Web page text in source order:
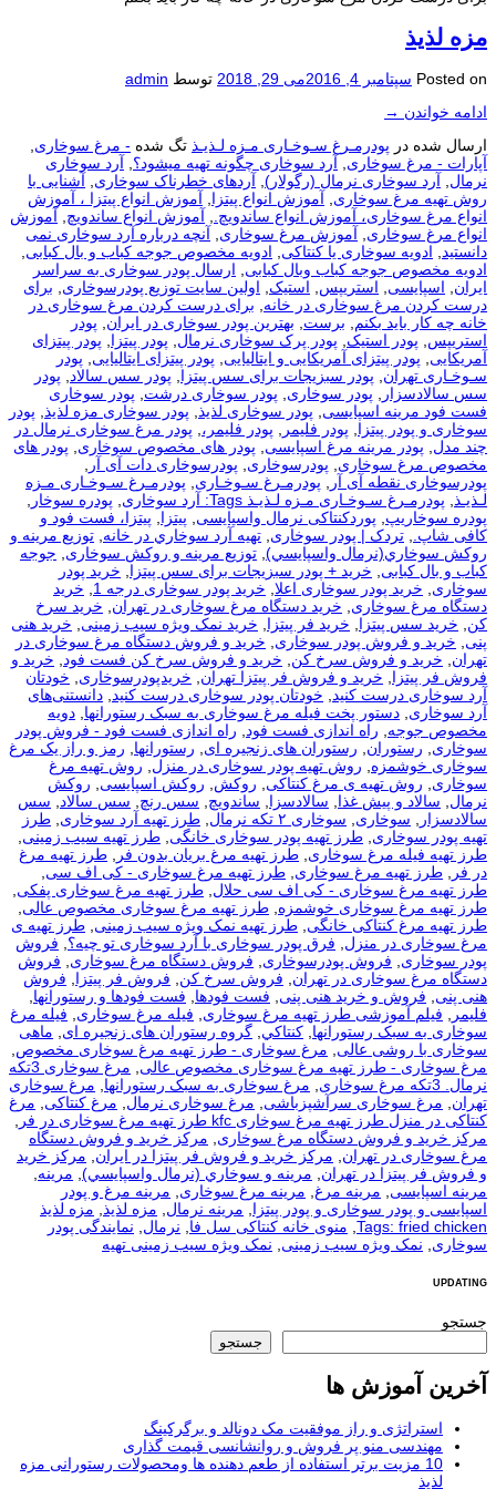
مزه لذیذ
Posted on سپتامبر 4, 2016 می 29, 2018 توسط admin
ادامه خواندن →
ارسال شده در پودرمـرغ سـوخـاری مـزه لـذیـذ تگ شده - مرغ سوخاری,
آپارات - مرغ سوخاری, آرد سوخاری چگونه تهیه میشود؟, آرد سوخاری
نرمال, آرد سوخاری نرمال (رگولار), آردهای خطرناک سوخاری, آشنایی با
روش تهیه مرغ سوخاری, آموزش انواع پیتزا, آموزش انواع پیتزا ، آموزش
انواع مرغ سوخاری، آموزش انواع ساندویچ., آموزش انواع ساندویچ, آموزش
انواع مرغ سوخاری, آموزش مرغ سوخاری, آنچه درباره آرد سوخاری نمی
دانستید, ادویه سوخاری یا کنتاکی, ادویه مخصوص جوجه کباب و بال کبابی,
ادویه مخصوص جوجه کباب وبال کبابی, ارسال پودر سوخاری به سراسر
ایران, اسپایسی, استریپس, استیک, اولین سایت توزیع پودرسوخاری, برای
درست كردن مرغ سوخاری در خانه, برای درست كردن مرغ سوخاری در
خانه چه كار باید بكنم, برست, بهترین پودر سوخاری در ایران, پودر
استریپس, پودر استیک, پودر پرک سوخاری نرمال, پودر پیتزا, پودر پیتزای
آمریکایی, پودر پیتزای آمریکایی و ایتالیایی, پودر پیتزای ایتالیایی, پودر
سـوخـاری تهران, پودر سبزیجات برای سس پیتزا, پودر سس سالاد, پودر
سس سالادسزار , پودر سوخاری, پودر سوخاری درشت, پودر سوخاری
فست فود مرینه اسپایسی, پودر سوخاری لذیذ, پودر سوخاری مزه لذیذ, پودر
سوخاری و پودر پیتزا, پودر فلیمر , پودر فلیمر،, پودر مرغ سوخاری نرمال در
چند مدل, پودر مرینه مرغ اسپایسی, پودر های مخصوص سوخاری, پودر های
مخصوص مرغ سوخاری, پودرسوخاری, پودرسوخاری دات آی آر ,
پودرسوخاری نقطه آی آر , پودرمـرغ سـوخـاری, پودرمـرغ سـوخـاری مـزه
لـذیـذ, پودرمـرغ سـوخـاری مـزه لـذیـذ Tags: آرد سوخاری , پودره سوخار ,
پودره سوخاریپ, پوردکنتاکی نرمال واسپایسی, پیتزا, پیتزا، فست فود و
کافی شاپ., تردک | پودر سوخاری, تهيه آرد سوخاري در خانه, توزيع مرينه و
روکش سوخاري(نرمال واسپايسي), توزیع مرینه و روکش سوخاری, جوجه
کباب و بال کبابی, خرید + پودر سبزیجات برای سس پیتزا, خرید پودر
سوخاری, خرید پودر سوخاری اعلا, خرید پودر سوخاری درجه 1 , خرید
دستگاه مرغ سوخاری, خرید دستگاه مرغ سوخاری در تهران, خرید سرخ
کن, خرید سس پیتزا, خرید فر پیتزا, خرید نمک ویژه سیب زمینی, خرید هنی
پنی, خرید و فروش پودر سوخاری, خرید و فروش دستگاه مرغ سوخاری در
تهران, خرید و فروش سرخ کن, خرید و فروش سرخ کن فست فود, خرید و
فروش فر پیتزا, خرید و فروش فر پیتزا تهران, خریدپودرسوخاری, خودتان
آرد سوخاری درست کنید, خودتان پودر سوخاری درست کنید, دانستنی‌های
آرد سوخاری, دستور پخت فیله مرغ سوخاری به سبک رستورانها, دویه
مخصوص جوجه, راه اندازی فست فود, راه اندازی فست فود - فروش پودر
سوخاری, رستوران, رستوران های زنجیره ای, رستورانها, رمز و راز یک مرغ
سوخاری خوشمزه, روش تهیه پودر سوخاری در منزل, روش تهیه مرغ
سوخاری, روش تهیه ی مرغ کنتاکی, روکش, روکش اسپایسی, روکش
نرمال, سالاد و پیش غذا, سالادسزا, ساندویچ, سس رنچ, سس سالاد, سس
سالادسزار , سوخاری, سوخاری ۲ تکه نرمال , طرز تهیه آرد سوخاری, طرز
تهیه پودر سوخاری, طرز تهیه پودر سوخاری خانگی, طرز تهیه سیب زمینی,
طرز تهیه فیله مرغ سوخاری, طرز تهیه مرغ بریان بدون فر , طرز تهیه مرغ
در فر , طرز تهیه مرغ سوخاری, طرز تهیه مرغ سوخاری - کی اف سی,
طرز تهیه مرغ سوخاری - کی اف سی حلال, طرز تهیه مرغ سوخاری پفکی,
طرز تهیه مرغ سوخاری خوشمزه, طرز تهیه مرغ سوخاری مخصوص عالی,
طرز تهیه مرغ کنتاکی خانگی, طرز تهیه نمک ویژه سیب زمینی, طرز تهیه ی
مرغ سوخاری در منزل, فرق پودر سوخاری با آرد سوخاری تو چیه؟, فروش
پودر سوخاری, فروش پودرسوخاری, فروش دستگاه مرغ سوخاری, فروش
دستگاه مرغ سوخاری در تهران, فروش سرخ کن, فروش فر پیتزا, فروش
هنی پنی, فروش و خرید هنی پنی, فست فودها, فست فودها و رستورانها,
فلیمر , فیلم آموزشی طرز تهیه مرغ سوخاری, فیله مرغ سوخاری, فیله مرغ
سوخاری به سبک رستورانها, كنتاكي, گروه رستوران های زنجیره ای, ماهی
سوخاری با روشی عالی, مرغ سوخاری - طرز تهیه مرغ سوخاری مخصوص,
مرغ سوخاری - طرز تهیه مرغ سوخاری مخصوص عالی,
مرغ سوخاری 3تکه
نرمال. 3تکه مرغ سوخاری
, مرغ سوخاری به سبک رستورانها, مرغ سوخاری
تهران, مرغ سوخاری سرآشپزباشی, مرغ سوخاری نرمال, مرغ کنتاکی, مرغ
کنتاکی در منزل طرز تهیه مرغ سوخاری kfc طرز تهیه مرغ سوخاری در فر
,
مرکز خرید و فروش دستگاه مرغ سوخاری, مرکز خرید و فروش دستگاه
مرغ سوخاری در تهران, مرکز خرید و فروش فر پیتزا در ایران, مرکز خرید
و فروش فر پیتزا در تهران, مرينه و سوخاري (نرمال واسپايسي), مرینه,
مرینه اسپایسی, مرینه مرغ, مرینه مرغ سوخاری, مرینه مرغ و پودر
اسپایسی و پودر سوخاری و پودر پیتزا, مرینه نرمال, مزه لذیذ, مزه لذیذ
Tags: fried chicken
, منوی خانه کنتاکی سل فا, نرمال, نمایندگی پودر
سوخاری, نمک ویژه سیب زمینی, نمک ویژه سیب زمینی تهیه
UPDATING
جستجو
جستجو
آخرین آموزش ها
استراتژی و راز موفقیت مک دونالد و برگرکینگ
مهندسی منو پر فروش و روانشانسی قیمت گذاری
10 مزیت برتر استفاده از طعم دهنده ها ومحصولات رستورانی مزه
لذیذ